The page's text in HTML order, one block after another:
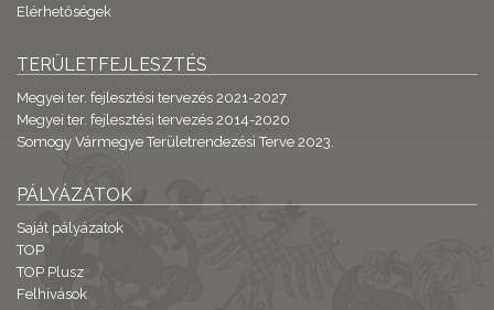
Elérhetőségek
TERÜLETFEJLESZTÉS
Megyei ter. fejlesztési tervezés 2021-2027
Megyei ter. fejlesztési tervezés 2014-2020
Somogy Vármegye Területrendezési Terve 2023.
PÁLYÁZATOK
Saját pályázatok
TOP
TOP Plusz
Felhívások